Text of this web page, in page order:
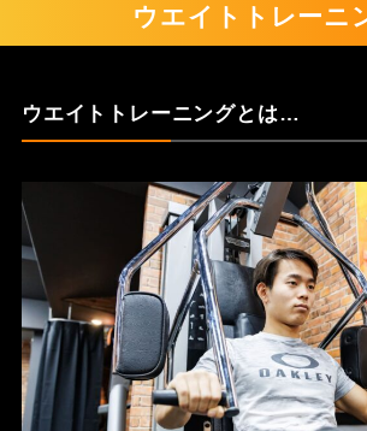
ウエイトトレーニ
ウエイトトレーニングとは…